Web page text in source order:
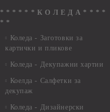
* * * * * * К О Л Е Д А * * * *
* *
Коледа - Заготовки за
картички и пликове
Коледа - Декупажни хартии
Коелда - Салфетки за
декупаж
Коледа - Дизайнерски